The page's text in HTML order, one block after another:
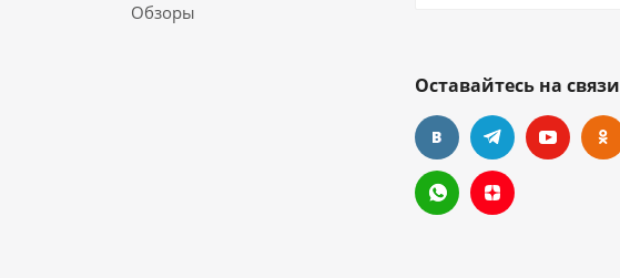
Обзоры
Оставайтесь на связи